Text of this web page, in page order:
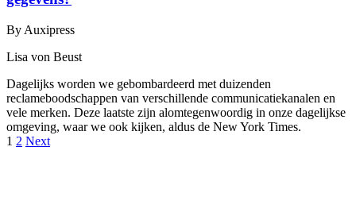
By Auxipress
Lisa von Beust
Dagelijks worden we gebombardeerd met duizenden
reclameboodschappen van verschillende communicatiekanalen en
vele merken. Deze laatste zijn alomtegenwoordig in onze dagelijkse
omgeving, waar we ook kijken, aldus de New York Times.
1 2 Next